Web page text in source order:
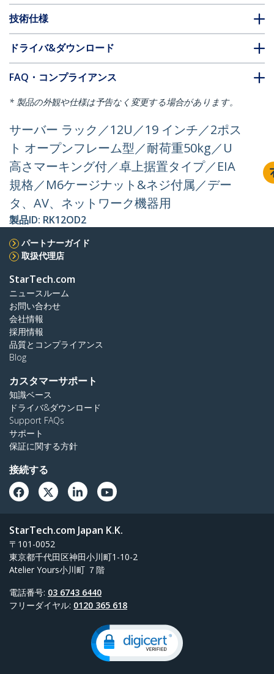
技術仕様
ドライバ&ダウンロード
FAQ・コンプライアンス
* 製品の外観や仕様は予告なく変更する場合があります。
サーバー ラック／12U／19 インチ／2ポス
ト オープンフレーム型／耐荷重50kg／U
高さマーキング付／卓上据置タイプ／EIA
規格／M6ケージナット&ネジ付属／デー
タ、AV、ネットワーク機器用
製品ID: RK12OD2
パートナーガイド
取扱代理店
StarTech.com
ニュースルーム
お問い合わせ
会社情報
採用情報
品質とコンプライアンス
Blog
カスタマーサポート
知識ベース
ドライバ&ダウンロード
Support FAQs
サポート
保証に関する方針
接続する
StarTech.com Japan K.K.
〒101-0052
東京都千代田区神田小川町1-10-2
Atelier Yours小川町 ７階
電話番号: 03 6743 6440
フリーダイヤル: 0120 365 618